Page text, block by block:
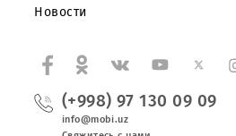
Сервисы
Акции
Новости